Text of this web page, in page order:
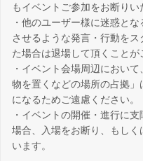
もイベントご参加をお断り
・他のユーザー様に迷惑と
させるような発言・行動を
た場合は退場して頂くことが
・イベント会場周辺におい
物を置くなどの場所の占拠
になるためご遠慮ください。
・イベントの開催・進行に
場合、入場をお断り、もし
います。